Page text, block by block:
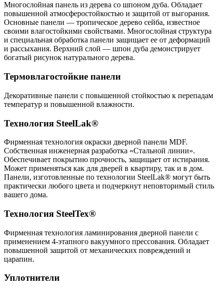
Многослойная панель из дерева со шпоном дуба. Обладает
повышенной атмосферостойкостью и защитой от выгорания.
Основные панели — тропическое дерево сейба, известное
своими влагостойкими свойствами. Многослойная структура
и специальная обработка панели защищает ее от деформаций
и рассыхания. Верхний слой — шпон дуба демонстрирует
богатый рисунок натурального дерева.
Термовлагостойкие панели
Декоративные панели с повышенной стойкостью к перепадам
температур и повышенной влажности.
Технология SteelLak®
Фирменная технология окраски дверной панели MDF.
Собственная инженерная разработка «Стальной линии».
Обеспечивает покрытию прочность, защищает от истирания.
Может применяться как для дверей в квартиру, так и в дом.
Панели, изготовленные по технологии SteelLak® могут быть
практически любого цвета и подчеркнут неповторимый стиль
вашего дома.
Технология SteelTex®
Фирменная технология ламинирования дверной панели с
применением 4-этапного вакуумного прессования. Обладает
повышенной защитой от механических повреждений и
царапин.
Уплотнители